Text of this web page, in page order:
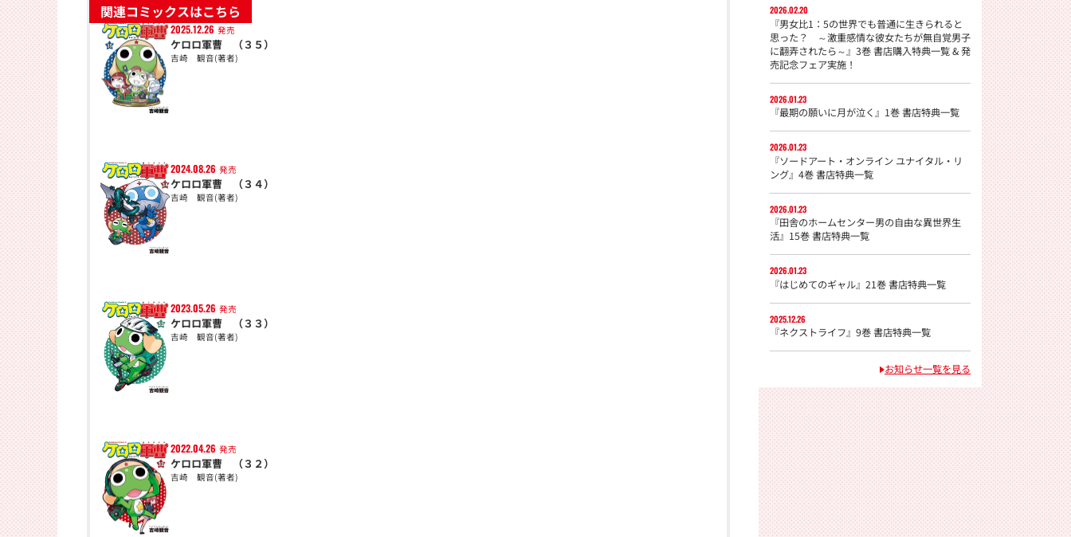
関連コミックスはこちら
2025.12.26 発売
ケロロ軍曹 （３５）
吉崎 観音(著者)
2024.08.26 発売
ケロロ軍曹 （３４）
吉崎 観音(著者)
2023.05.26 発売
ケロロ軍曹 （３３）
吉崎 観音(著者)
2022.04.26 発売
ケロロ軍曹 （３２）
吉崎 観音(著者)
2026.02.20
『男女比1：5の世界でも普通に生きられると
思った？ ～激重感情な彼女たちが無自覚男子
に翻弄されたら～』3巻 書店購入特典一覧 & 発
売記念フェア実施！
2026.01.23
『最期の願いに月が泣く』1巻 書店特典一覧
2026.01.23
『ソードアート・オンライン ユナイタル・リ
ング』4巻 書店特典一覧
2026.01.23
『田舎のホームセンター男の自由な異世界生
活』15巻 書店特典一覧
2026.01.23
『はじめてのギャル』21巻 書店特典一覧
2025.12.26
『ネクストライフ』9巻 書店特典一覧
お知らせ一覧を見る